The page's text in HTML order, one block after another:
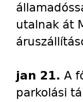
utalnak át
jan 21. A
parkolási